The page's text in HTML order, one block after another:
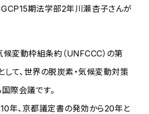
期法学部2年川瀬杏子さんが
変動枠組条約（UNFCCC）の第
て、世界の脱炭素・気候変動対策
際会議です。
年、京都議定書の発効から20年と